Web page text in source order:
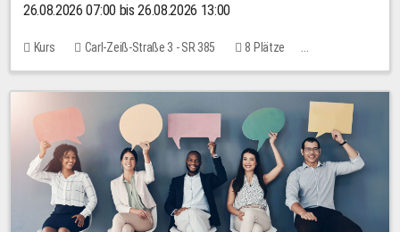
26.08.2026 07:00 bis 26.08.2026 13:00
Kurs Carl-Zeiß-Straße 3 - SR 385
8 Plätze
20,00 EUR